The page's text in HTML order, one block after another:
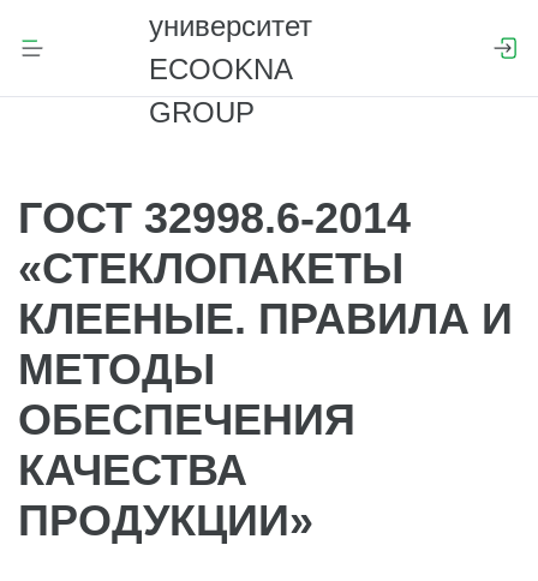
ГОСТ 32998.6-2014
«СТЕКЛОПАКЕТЫ
КЛЕЕНЫЕ. ПРАВИЛА И
МЕТОДЫ
ОБЕСПЕЧЕНИЯ
КАЧЕСТВА
ПРОДУКЦИИ»